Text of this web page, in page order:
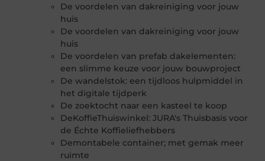
De voordelen van dakreiniging voor jouw
huis
De voordelen van dakreiniging voor jouw
huis
De voordelen van prefab dakelementen:
een slimme keuze voor jouw bouwproject
De wandelstok: een tijdloos hulpmiddel in
het digitale tijdperk
De zoektocht naar een kasteel te koop
DeKoffieThuiswinkel: JURA's Thuisbasis voor
de Échte Koffieliefhebbers
Demontabele container; met gemak meer
ruimte